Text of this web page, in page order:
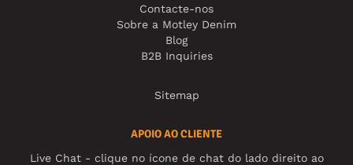
Contacte-nos
Sobre a Motley Denim
Blog
B2B Inquiries
Sitemap
APOIO AO CLIENTE
Live Chat - clique no ícone de chat do lado direito ao